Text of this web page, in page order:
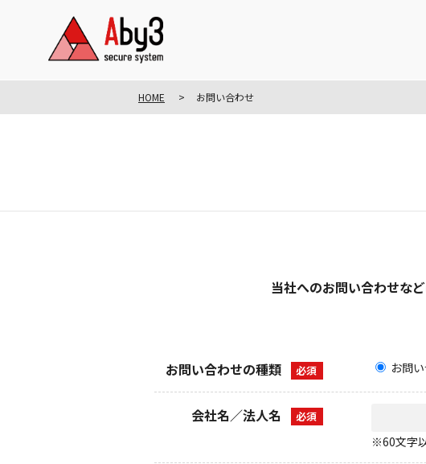
HOME お問い合わせ
当社へのお問い合わせな
お問い合わせの種類 お問
会社名／法人名
※60文字